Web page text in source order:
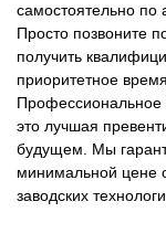
самостоятельно по
Просто позвоните
получить
приоритетное
Профессиональное
это лучшая
будущем. Мы
минимальной цене
заводских